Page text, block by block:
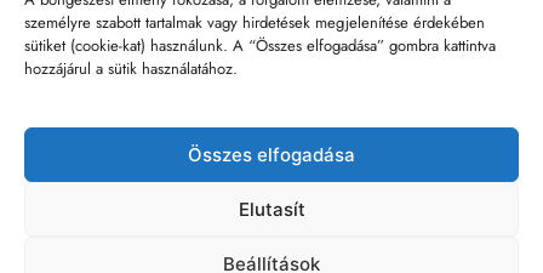
személyre szabott tartalmak vagy hirdetések megjelenítése érdekében
sütiket (cookie-kat) használunk. A “Összes elfogadása” gombra kattintva
hozzájárul a sütik használatához.
Összes elfogadása
Elutasít
Beállítások